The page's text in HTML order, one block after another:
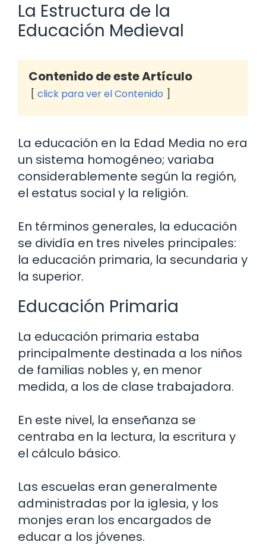
La Estructura de la
Educación Medieval
Contenido de este Artículo
click para ver el Contenido
La educación en la Edad Media no era
un sistema homogéneo; variaba
considerablemente según la región,
el estatus social y la religión.
En términos generales, la educación
se dividía en tres niveles principales:
la educación primaria, la secundaria y
la superior.
Educación Primaria
La educación primaria estaba
principalmente destinada a los niños
de familias nobles y, en menor
medida, a los de clase trabajadora.
En este nivel, la enseñanza se
centraba en la lectura, la escritura y
el cálculo básico.
Las escuelas eran generalmente
administradas por la iglesia, y los
monjes eran los encargados de
educar a los jóvenes.